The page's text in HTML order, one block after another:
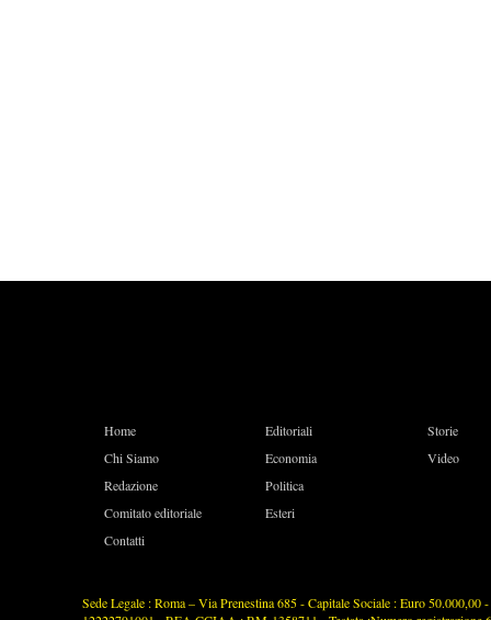
Home
Chi Siamo
Redazione
Comitato editoriale
Contatti
Editoriali
Economia
Politica
Esteri
Storie
Video
Sede Legale : Roma – Via Prenestina 685 - Capitale Sociale : Euro